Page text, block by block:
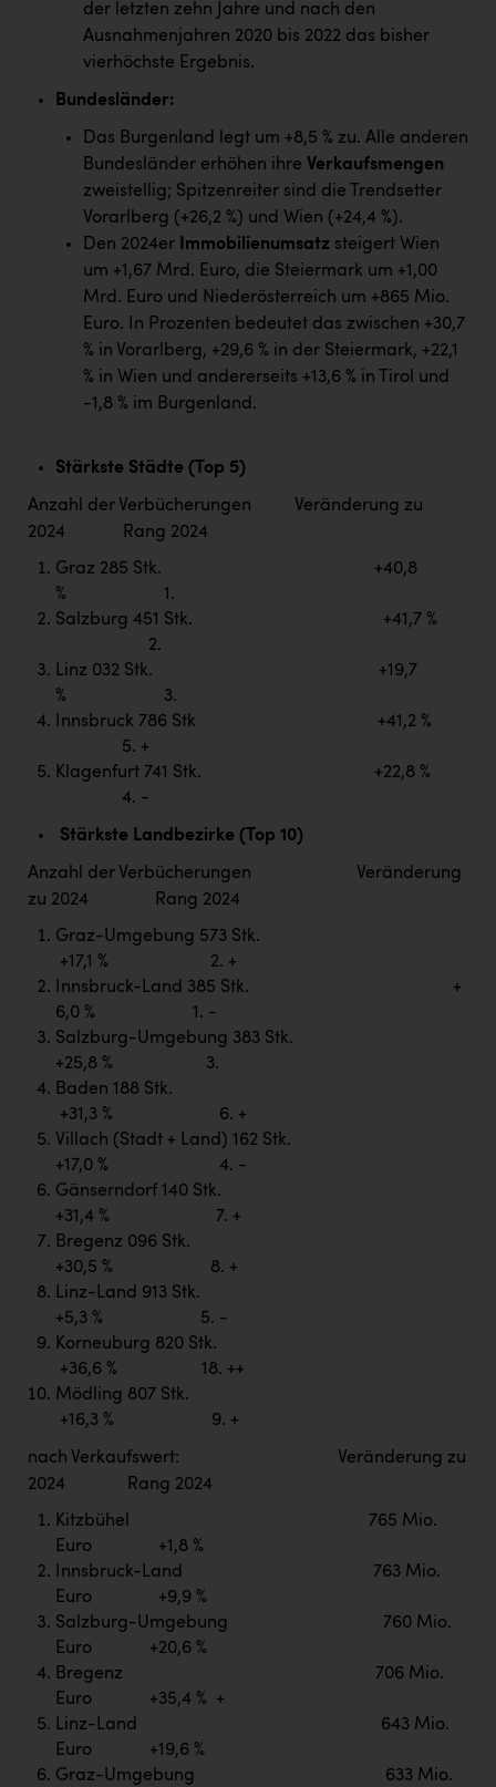
RUBBLE MASTER
Ruderclub Wels
SCRI - Salzburg Cancer Research Institute
SCHMACHTL GmbH
Schwingshandl - automation technology gmbh
Seher + Partner
Smurfit Westrock Nettingsdorf
TGW Logistics
TRAILOMAT & Cycling Austria
Vier Diamanten
Vorlagenportal
Wirtschaftskammer OÖ
ZULuft - Zukunft Luft Austria
z.l.ö.
Österreichisches Hebammengremium
Wirtschaftskammer OÖ Energiehandel
Dopgas
kunden basics
kontakt
der letzten zehn Jahre und nach den
Ausnahmenjahren 2020 bis 2022 das bisher
vierhöchste Ergebnis.
Bundesländer:
Das Burgenland legt um +8,5 % zu. Alle anderen
Bundesländer erhöhen ihre Verkaufsmengen
zweistellig; Spitzenreiter sind die Trendsetter
Vorarlberg (+26,2 %) und Wien (+24,4 %).
Den 2024er Immobilienumsatz steigert Wien
um +1,67 Mrd. Euro, die Steiermark um +1,00
Mrd. Euro und Niederösterreich um +865 Mio.
Euro. In Prozenten bedeutet das zwischen +30,7
% in Vorarlberg, +29,6 % in der Steiermark, +22,1
% in Wien und andererseits +13,6 % in Tirol und
-1,8 % im Burgenland.
Stärkste Städte (Top 5)
Anzahl der Verbücherungen Veränderung zu
2024 Rang 2024
Graz 285 Stk. +40,8
% 1.
Salzburg 451 Stk. +41,7 %
2.
Linz 032 Stk. +19,7
% 3.
Innsbruck 786 Stk +41,2 %
5. +
Klagenfurt 741 Stk. +22,8 %
4. -
Stärkste Landbezirke (Top 10)
Anzahl der Verbücherungen Veränderung
zu 2024 Rang 2024
Graz-Umgebung 573 Stk.
+17,1 % 2. +
Innsbruck-Land 385 Stk. +
6,0 % 1. -
Salzburg-Umgebung 383 Stk.
+25,8 % 3.
Baden 188 Stk.
+31,3 % 6. +
Villach (Stadt + Land) 162 Stk.
+17,0 % 4. -
Gänserndorf 140 Stk.
+31,4 % 7. +
Bregenz 096 Stk.
+30,5 % 8. +
Linz-Land 913 Stk.
+5,3 % 5. -
Korneuburg 820 Stk.
+36,6 % 18. ++
Mödling 807 Stk.
+16,3 % 9. +
nach Verkaufswert: Veränderung zu
2024 Rang 2024
Kitzbühel 765 Mio.
Euro +1,8 %
Innsbruck-Land 763 Mio.
Euro +9,9 %
Salzburg-Umgebung 760 Mio.
Euro +20,6 %
Bregenz 706 Mio.
Euro +35,4 % +
Linz-Land 643 Mio.
Euro +19,6 %
Graz-Umgebung 633 Mio.